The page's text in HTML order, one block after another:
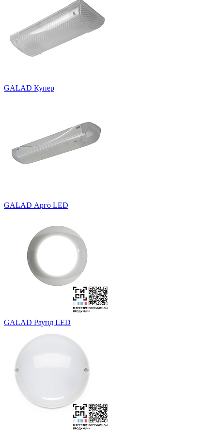
GALAD Купер
GALAD Арго LED
GALAD Раунд LED